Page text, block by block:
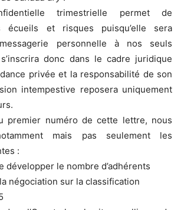
trimestrielle permet de
écueils et risques puisqu’elle sera
personnelle à nos seuls
donc dans le cadre juridique
privée et la responsabilité de son
intempestive reposera uniquement
premier numéro de cette lettre, nous
mais pas seulement les
:
développer le nombre d’adhérents
négociation sur la classification